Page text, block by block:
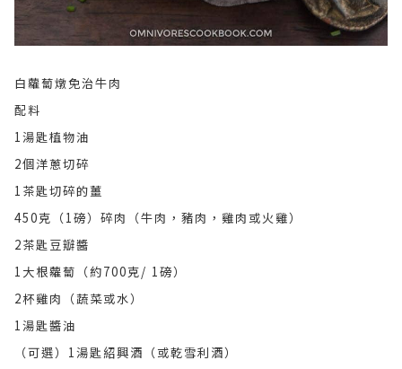
白蘿蔔燉免治牛肉
配料
1湯匙植物油
2個洋蔥切碎
1茶匙切碎的薑
450克（1磅）碎肉（牛肉，豬肉，雞肉或火雞）
2茶匙豆瓣醬
1大根蘿蔔（約700克/ 1磅）
2杯雞肉（蔬菜或水）
1湯匙醬油
（可選）1湯匙紹興酒（或乾雪利酒）